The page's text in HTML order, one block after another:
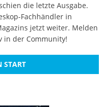
die letzte Ausgabe.
Fachhändler in
jetzt weiter. Melden
in der Community!
START